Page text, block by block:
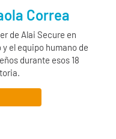
Correa
de Alai Secure en
el equipo humano de
durante esos 18